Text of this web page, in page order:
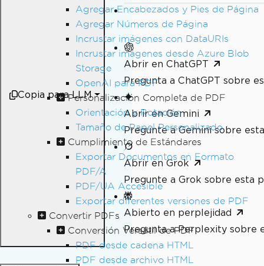
Agregar Encabezados y Pies de Página
Agregar Números de Página
Incrustar imágenes con DataURIs
Incrustar imágenes desde Azure Blob
Storage
OpenAI para PDF
Personalización Completa de PDF
Orientación y Rotación
Tamaño de Papel Personalizado
Cumplimiento de Estándares
Exportar Documentos en Formato
PDF/A
PDF/UA Accesible
Exportar diferentes versiones de PDF
Convertir PDFs
Conversión Versátil de PDF
PDF desde cadena HTML
PDF desde archivo HTML
Copia para LLM
Abrir en ChatGPT
Pregunta a ChatGPT sobre
Abrir en Gemini
Pregunte a Gemini sobre
Abrir en Grok
Pregunte a Grok sobre esta
Abierto en perplejidad
Pregunta a Perplexity sobre